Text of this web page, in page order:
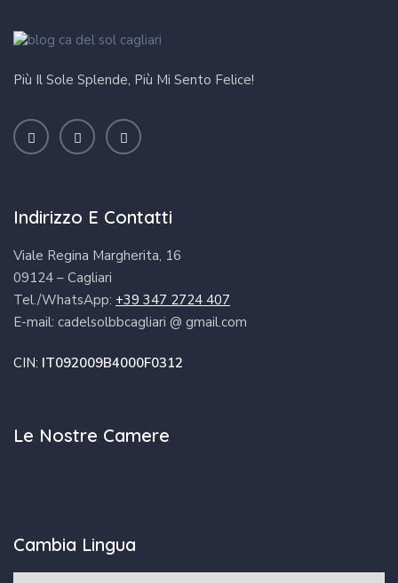
Più Il Sole Splende, Più Mi Sento Felice!
Indirizzo E Contatti
Viale Regina Margherita, 16
09124 – Cagliari
Tel./WhatsApp: +39 347 2724 407
E-mail: cadelsolbbcagliari @ gmail.com
CIN: IT092009B4000F0312
Le Nostre Camere
Cambia Lingua